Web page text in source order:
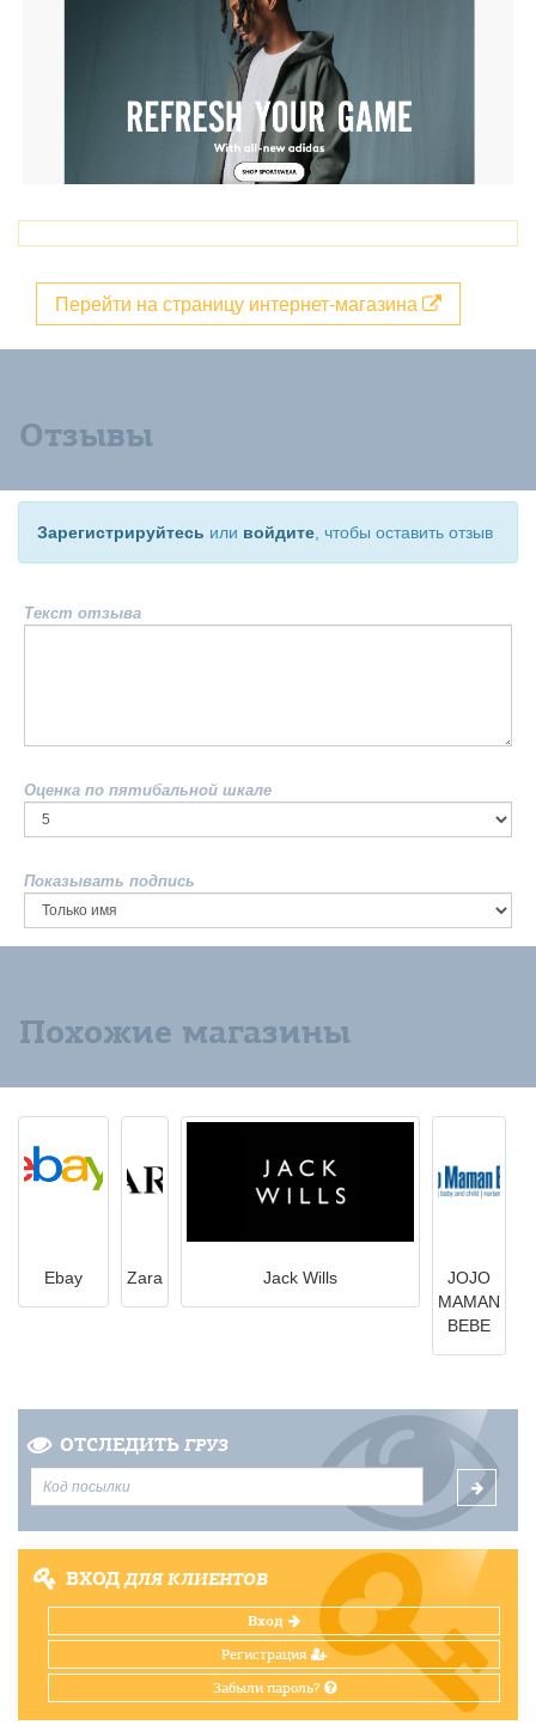
Перейти на страницу интернет-магазина
Отзывы
Зарегистрируйтесь или войдите , чтобы оставить отзыв
Текст отзыва
Оценка по пятибальной шкале
Показывать подпись
Похожие магазины
Ebay Zara Jack Wills
JOJO
MAMAN
BEBE
ОТСЛЕДИТЬ ГРУЗ
ВХОДДЛЯ КЛИЕНТОВ
Вход
Регистрация
Забыли пароль?